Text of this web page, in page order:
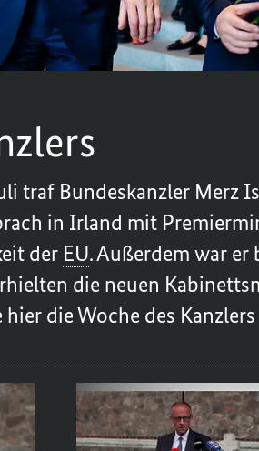
traf Bundeskanzler Merz
in Irland mit
der EU. Außerdem war er
die neuen
die Woche des